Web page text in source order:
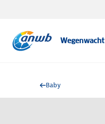
Wegenwacht
Baby